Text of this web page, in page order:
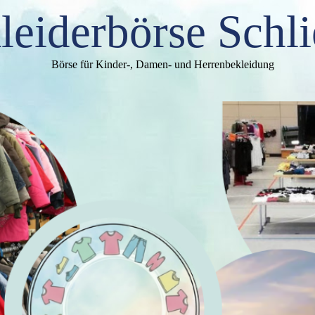
Börse für Kinder-, Damen- und Herrenbekleidung